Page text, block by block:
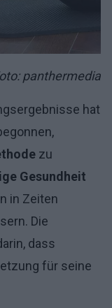
panthermedia
hat
zu
Gesundheit
in Zeiten
Die
dass
für seine